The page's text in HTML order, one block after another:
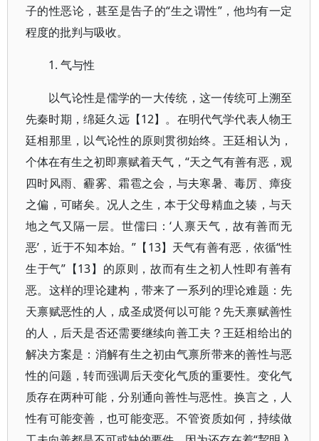
子的性恶论，甚至是告子的“生之谓性”，他均有一定
程度的批判与吸收。
1. 气与性
以气论性是儒学的一大传统，这一传统可上溯至
先秦时期，绵延久远【12】。在明代气学代表人物王
廷相那里，以气论性的原则贯彻始终。王廷相认为，
个体在有生之初即禀赋着天气，“天之气有善有恶，观
四时风雨、霾雾、霜雹之会，与夫寒暑、毒厉、瘴疫
之偏，可睹矣。况人之生，本于父母精血之辏，与天
地之气又隔一层。世儒曰：‘人禀天气，故有善而无
恶’，近于不知本始。”【13】天气有善有恶，依循“性
生于气”【13】的原则，故而有生之初人性即有善有
恶。这样的理论建构，带来了一系列的理论难题：先
天禀赋恶性的人，成圣成贤何以可能？先天禀赋善性
的人，后天是否还需要继续向善工夫？王廷相给出的
解决方案是：消解有生之初由气禀所带来的善性与恶
性的问题，转而强调后天变化气质的重要性。变化气
质存在两种可能，分别通向善性与恶性。换言之，人
性有可能变善，也可能变恶。不管资质如何，持续做